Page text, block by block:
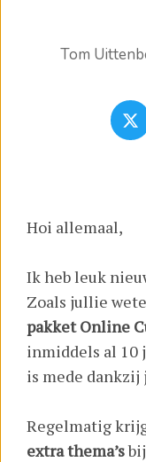
Tom
Hoi allemaal,
Ik heb leuk
Zoals jullie
pakket Online
inmiddels al 10
is mede
Regelmatig
extra thema’s